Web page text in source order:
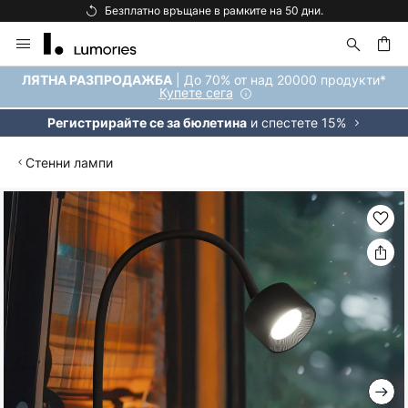
на 50 дни. Безплатна доставка
Прескачане
към
съдържанието
ЛЯТНА РАЗПРОДАЖБА | До 70% от над 20000 продукти*
Купете сега
Регистрирайте се за бюлетинаи спестете 15%
Стенни лампи
Преминете
към
края
на
галерията
на
изображенията